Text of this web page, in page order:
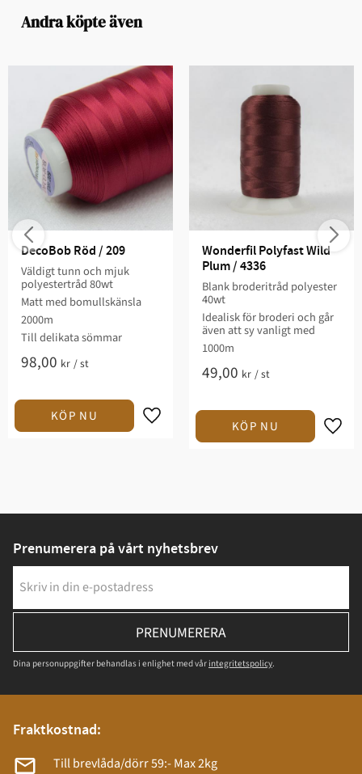
Andra köpte även
DecoBob Röd / 209
Väldigt tunn och mjuk
polyestertråd 80wt
Matt med bomullskänsla
2000m
Till delikata sömmar
98,00 kr /st
Wonderfil Polyfast Wild
Plum / 4336
Blank broderitråd polyester
40wt
Idealisk för broderi och går
även att sy vanligt med
1000m
49,00 kr /st
Prenumerera på vårt nyhetsbrev
PRENUMERERA
Dina personuppgifter behandlas i enlighet med vår integritetspolicy.
Fraktkostnad:
Till brevlåda/dörr 59:- Max 2kg